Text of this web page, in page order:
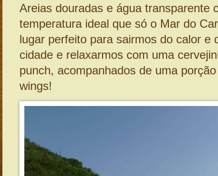
Areias douradas e água transparente
temperatura ideal que só o Mar do
lugar perfeito para sairmos do calor e
cidade e relaxarmos com uma
punch, acompanhados de uma
wings!